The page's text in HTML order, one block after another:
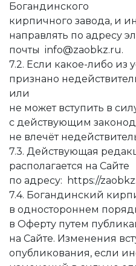
Богандинского
кирпичного завода, и
направлять по адресу
почты info@zaobkz.ru.
7.2. Если какое-либо из
признано
или
не может вступить в
с действующим
не влечёт
7.3. Действующая
располагается на Сайте
по адресу: https://
7.4. Богандинский
в одностороннем
в Оферту путем
на Сайте. Изменения
опубликования, если